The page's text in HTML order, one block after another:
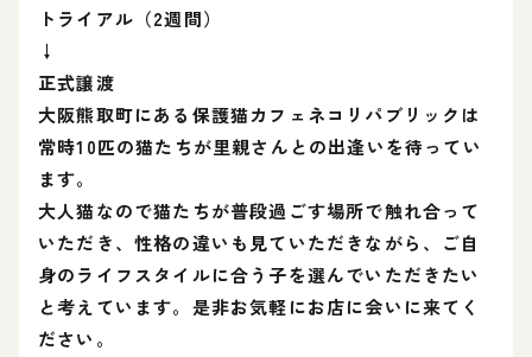
トライアル（2週間）
↓
正式譲渡
大阪熊取町にある保護猫カフェネコリパブリックは
常時10匹の猫たちが里親さんとの出逢いを待ってい
ます。
大人猫なので猫たちが普段過ごす場所で触れ合って
いただき、性格の違いも見ていただきながら、ご自
身のライフスタイルに合う子を選んでいただきたい
と考えています。是非お気軽にお店に会いに来てく
ださい。